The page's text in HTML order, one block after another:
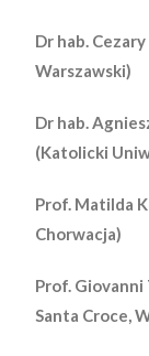
Dr hab.
Warszawski)
Dr hab.
(Katolicki
Prof. Matilda
Chorwacja)
Prof.
Santa Croce,